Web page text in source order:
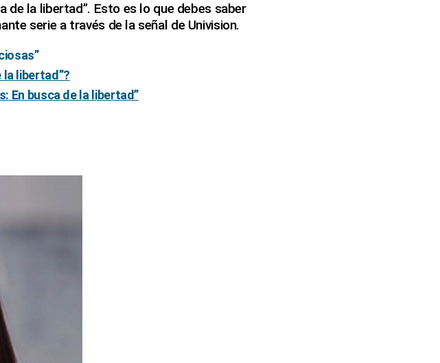
de la libertad”. Esto es lo que debes saber
serie a través de la señal de Univision.
la libertad”?
En busca de la libertad”